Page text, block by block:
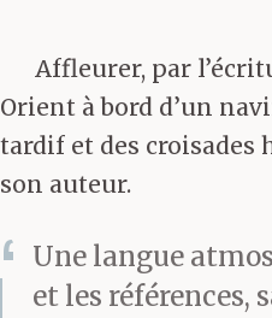
Affleurer, par
Orient à bord d’un
tardif et des croisades
son auteur.
Une langue
et les références,